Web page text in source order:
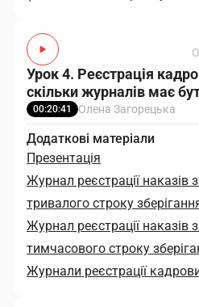
Урок 4. Реєстрація
скільки журналів має
00:20:41 Олена Загорецька
Додаткові матеріали
Презентація
Журнал реєстрації наказів
тривалого строку
Журнал реєстрації наказів
тимчасового строку
Журнали реєстрації